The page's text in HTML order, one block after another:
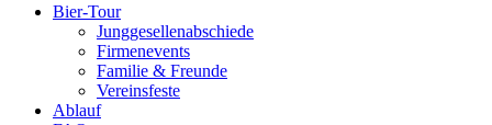
Bier-Tour
Jung­ge­sel­len­ab­schiede
Fir­men­events
Familie & Freunde
Ver­eins­feste
Ablauf